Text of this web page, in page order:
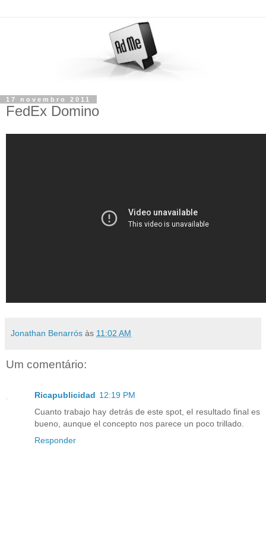
17 novembro 2011
FedEx Domino
Jonathan Benarrós às 11:02 AM
Um comentário:
Ricapublicidad 12:19 PM
Cuanto trabajo hay detrás de este spot, el resultado final es
bueno, aunque el concepto nos parece un poco trillado.
Responder